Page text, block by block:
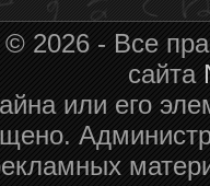
2026 - Все
сайта
или его